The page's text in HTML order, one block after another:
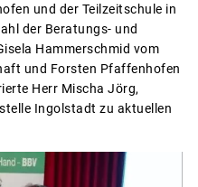
und der Teilzeitschule in
der Beratungs- und
Hammerschmid vom
und Forsten Pfaffenhofen
Herr Mischa Jörg,
Ingolstadt zu aktuellen